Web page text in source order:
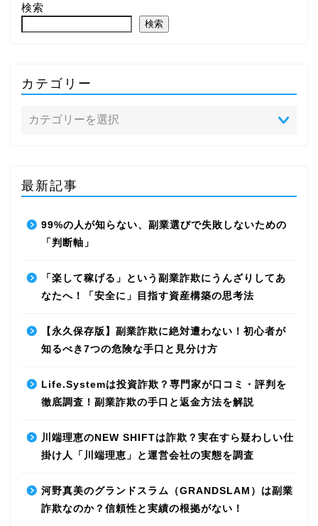
検索
検索
カテゴリー
最新記事
99%の人が知らない、副業選びで失敗しないための
「判断軸」
「楽して稼げる」という副業詐欺にうんざりしてあ
なたへ！「安全に」目指す資産構築の思考法
【永久保存版】副業詐欺に絶対遭わない！初心者が
知るべき7つの危険な手口と見分け方
Life.Systemは投資詐欺？専門家が口コミ・評判を
徹底調査！副業詐欺の手口と返金方法を解説
川端理恵のNEW SHIFTは詐欺？実在すら疑わしい仕
掛け人「川端理恵」と運営会社の実態を調査
河野真美のグランドスラム（GRANDSLAM）は副業
詐欺なのか？信頼性と実績の根拠がない！